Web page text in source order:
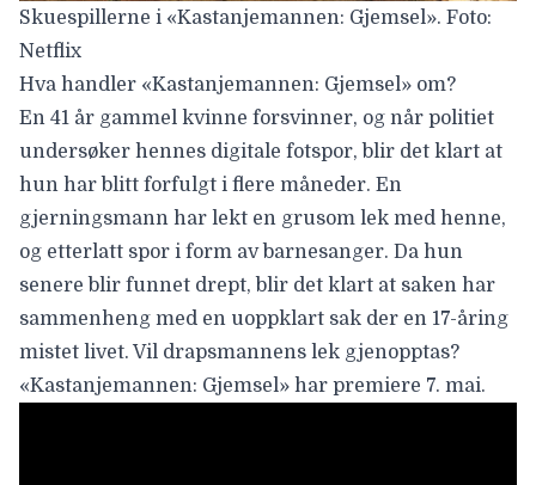
Skuespillerne i «Kastanjemannen: Gjemsel». Foto:
Netflix
Hva handler «Kastanjemannen: Gjemsel» om?
En 41 år gammel kvinne forsvinner, og når politiet
undersøker hennes digitale fotspor, blir det klart at
hun har blitt forfulgt i flere måneder. En
gjerningsmann har lekt en grusom lek med henne,
og etterlatt spor i form av barnesanger. Da hun
senere blir funnet drept, blir det klart at saken har
sammenheng med en uoppklart sak der en 17-åring
mistet livet. Vil drapsmannens lek gjenopptas?
«Kastanjemannen: Gjemsel» har premiere 7. mai.